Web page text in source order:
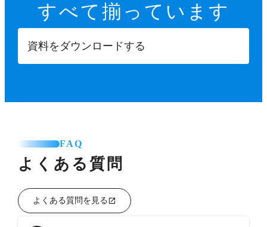
すべて揃っています
資料をダウンロードする
FAQ
よくある質問
よくある質問を見る